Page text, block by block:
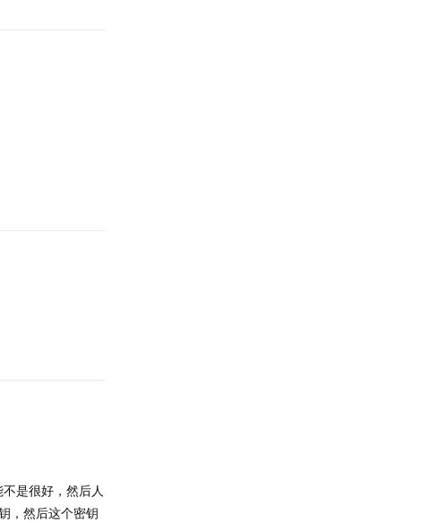
是很好，然后人
，然后这个密钥